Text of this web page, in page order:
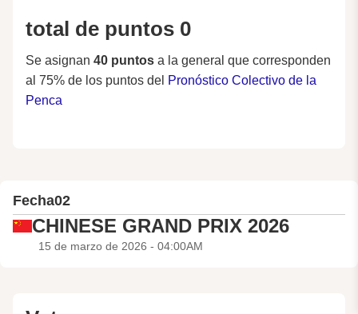
total de puntos 0
Se asignan 40 puntos a la general que corresponden
al 75% de los puntos del Pronóstico Colectivo de la
Penca
Fecha02
CHINESE GRAND PRIX 2026
15 de marzo de 2026 - 04:00AM